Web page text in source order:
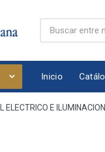
Inicio
ELECTRICO E ILUMINACION